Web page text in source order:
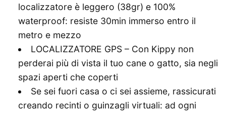
localizzatore è leggero (38gr) e 100%
waterproof: resiste 30min immerso entro il
metro e mezzo
LOCALIZZATORE GPS – Con Kippy non
perderai più di vista il tuo cane o gatto, sia negli
spazi aperti che coperti
Se sei fuori casa o ci sei assieme, rassicurati
creando recinti o guinzagli virtuali: ad ogni